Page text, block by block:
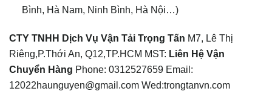
Bình, Hà Nam, Ninh Bình, Hà Nội…)
CTY TNHH Dịch Vụ Vận Tải Trọng Tấn M7, Lê Thị
Riêng,P.Thới An, Q12,TP.HCM MST: Liên Hệ Vận
Chuyển Hàng Phone: 0312527659 Email:
12022haunguyen@gmail.com Wed:trongtanvn.com